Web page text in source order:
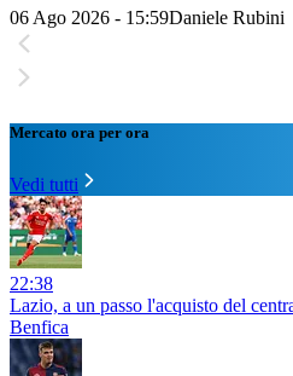
06 Ago 2026 - 15:59Daniele Rubini
Mercato ora per ora
Vedi tutti
22:38
Lazio, a un passo l'acquisto del
Benfica